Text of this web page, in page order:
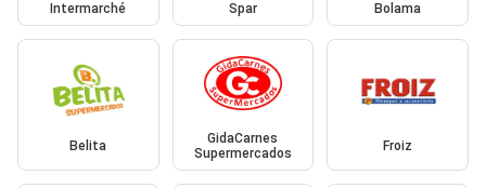
Intermarché Spar Bolama
Belita
GidaCarnes
Supermercados
Froiz